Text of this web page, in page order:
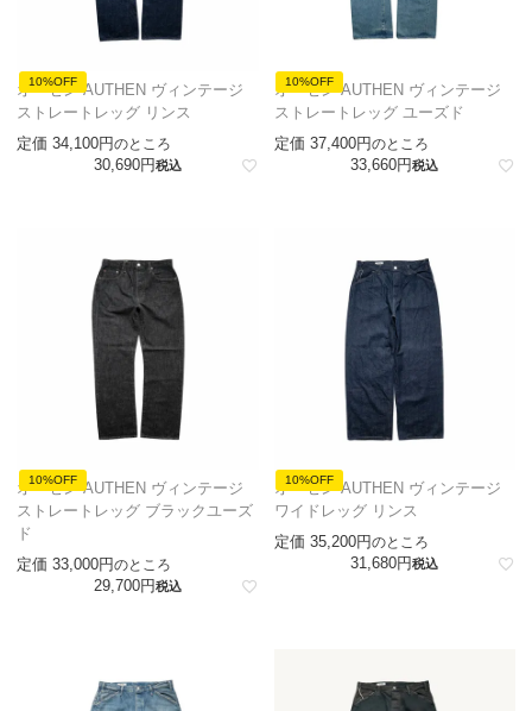
10%OFF
オーセン AUTHEN ヴィンテージ
ストレートレッグ リンス
定価 34,100 のところ
30,690 税込
10%OFF
オーセン AUTHEN ヴィンテージ
ストレートレッグ ユーズド
定価 37,400 のところ
33,660 税込
10%OFF
オーセン AUTHEN ヴィンテージ
ストレートレッグ ブラックユーズ
ド
定価 33,000 のところ
29,700 税込
10%OFF
オーセン AUTHEN ヴィンテージ
ワイドレッグ リンス
定価 35,200 のところ
31,680 税込